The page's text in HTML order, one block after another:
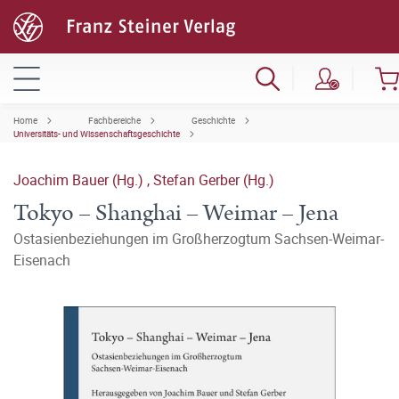
Home Fachbereiche
Geschichte
Universitäts- und Wissenschaftsgeschichte
Joachim Bauer (Hg.) ,Stefan Gerber (Hg.)
Tokyo – Shanghai – Weimar – Jena
Ostasienbeziehungen im Großherzogtum Sachsen-Weimar-
Eisenach